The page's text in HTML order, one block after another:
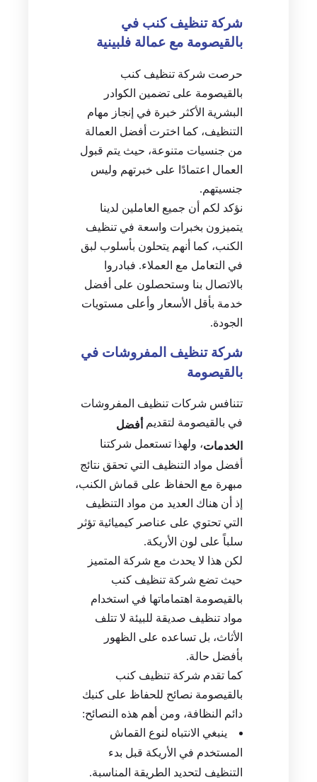
شركة تنظيف كنب في
بالقيصومة مع عمالة فلبينية
حرصت شركة تنظيف كنب
بالقيصومة على تضمين الكوادر
البشرية الأكثر خبرة في إنجاز مهام
التنظيف، كما اخترت أفضل العمالة
من جنسيات متنوعة، حيث يتم قبول
العمال اعتمادًا على خبرتهم وليس
جنسيتهم.
نؤكد لكم أن جميع العاملين لدينا
يتميزون بخبرات واسعة في تنظيف
الكنب، كما أنهم يتحلون بأسلوب لبق
في التعامل مع العملاء. فبادروا
بالاتصال بنا وستحصلون على أفضل
خدمة بأقل الأسعار وأعلى مستويات
الجودة.
شركة تنظيف المفروشات في
بالقيصومة
تتنافس شركات تنظيف المفروشات
في بالقيصومة لتقديم أفضل
الخدمات، ولهذا تستعمل شركتنا
أفضل مواد التنظيف التي تحقق نتائج
مبهرة مع الحفاظ على قماش الكنب،
إذ أن هناك العديد من مواد التنظيف
التي تحتوي على عناصر كيميائية تؤثر
سلباً على لون الأريكة.
لكن هذا لا يحدث مع شركة المتميز
حيث تضع شركة تنظيف كنب
بالقيصومة اهتماماتها في استخدام
مواد تنظيف صديقة للبيئة لا تتلف
الأثاث، بل تساعده على الظهور
بأفضل حالة.
كما تقدم شركة تنظيف كنب
بالقيصومة نصائح للحفاظ على كنبك
دائم النظافة، ومن أهم هذه النصائح:
ينبغي الانتباه لنوع القماش
المستخدم في الأريكة قبل بدء
التنظيف لتحديد الطريقة المناسبة.